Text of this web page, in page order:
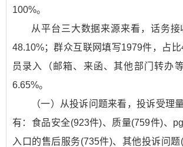
100%。
从平台三大数据来源来看，话务接
48.10%；群众互联网填写1979件，占比
员录入（邮箱、来函、其他部门转办
6.65%。
（一）从投诉问题来看，投诉受理
有：食品安全(923件)、质量(759件)、
入口的售后服务(735件)、其他投诉问